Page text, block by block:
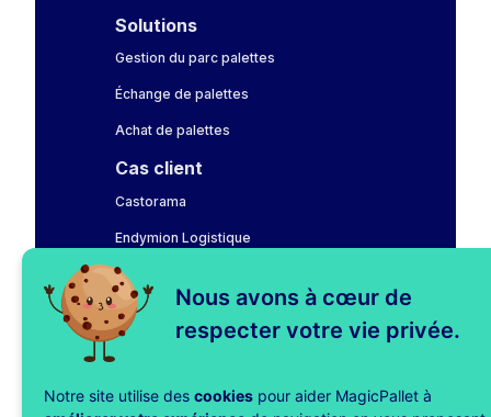
Nous avons à cœur de
respecter votre vie privée.
Notre site utilise des cookies pour aider MagicPallet à
Solutions
Gestion du parc palettes
Échange de palettes
Achat de palettes
Cas client
Castorama
Endymion Logistique
Fnac Darty
LAHAYE Global Logistics
MagicPallet